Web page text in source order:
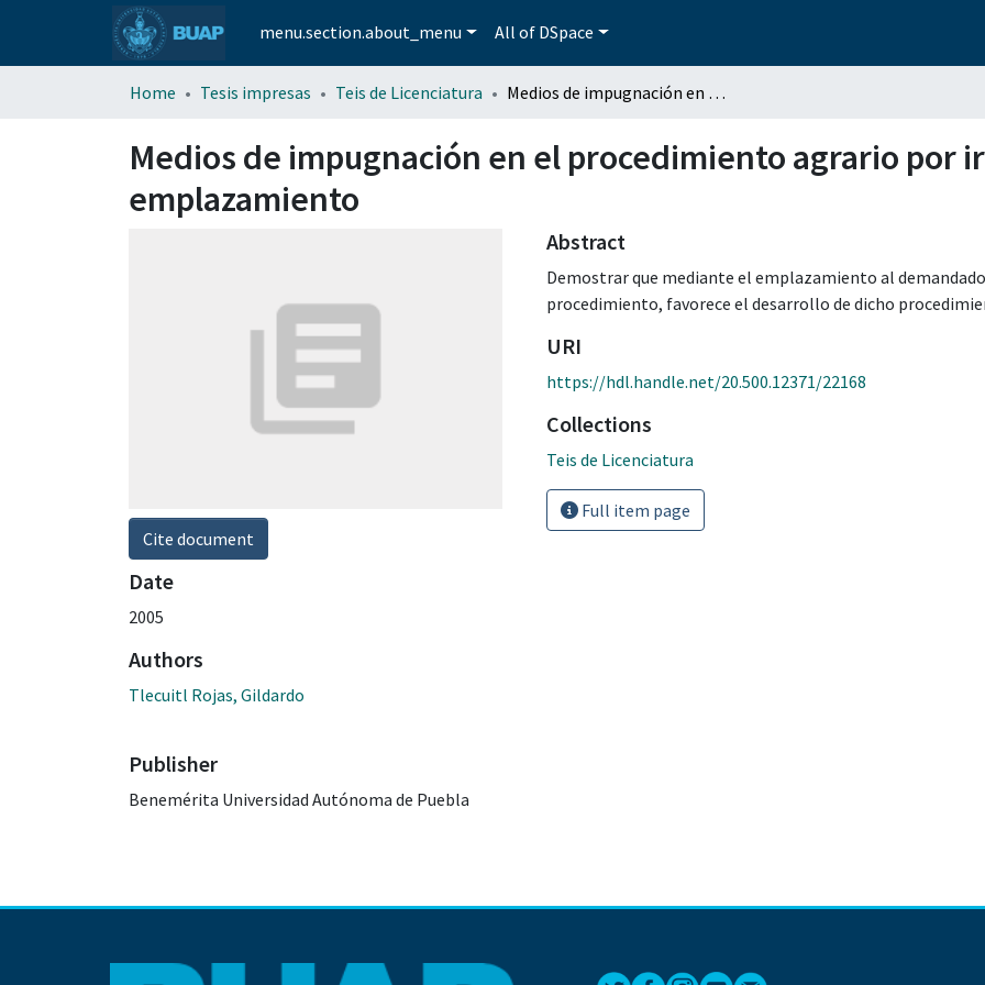
menu.section.about_menu All of DSpace
Home Tesis impresas Teis de Licenciatura Medios de impugnación en el procedimiento agrario por irregularidad del emplazamiento
Medios de impugnación en el procedimiento agrario por
emplazamiento
Cite document
Date
2005
Authors
Tlecuitl Rojas, Gildardo
Publisher
Benemérita Universidad Autónoma de Puebla
Abstract
Demostrar que mediante el emplazamiento al
procedimiento, favorece el desarrollo de dicho
URI
https://hdl.handle.net/20.500.12371/22168
Collections
Teis de Licenciatura
Full item page